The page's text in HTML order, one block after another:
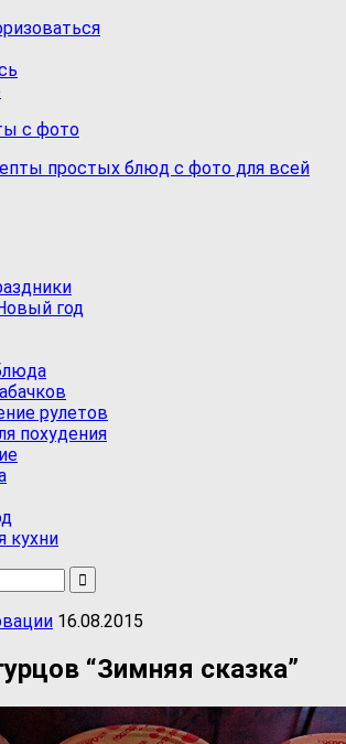
с фото
простых блюд с фото для всей
год
рулетов
похудения
кухни
16.08.2015
“Зимняя сказка”